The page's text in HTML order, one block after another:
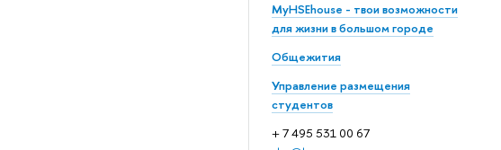
MyHSEhouse - твои возможности
для жизни в большом городе
Общежития
Управление размещения
студентов
+ 7 495 531 00 67